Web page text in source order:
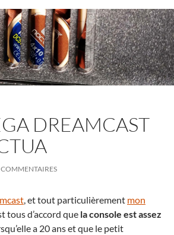
DREAMCAST
, et tout particulièrement mon
tous d’accord que la console est assez
a 20 ans et que le petit